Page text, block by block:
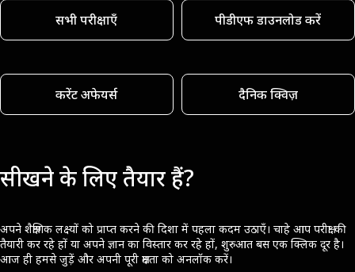
सभी परीक्षाएँ पीडीएफ डाउनलोड करें
करेंट अफेयर्स दैनिक क्विज़
सीखने के लिए तैयार हैं?
अपने शैक्षणिक लक्ष्यों को प्राप्त करने की दिशा में पहला कदम उठाएँ। चाहे आप परीक्षा की
तैयारी कर रहे हों या अपने ज्ञान का विस्तार कर रहे हों, शुरुआत बस एक क्लिक दूर है।
आज ही हमसे जुड़ें और अपनी पूरी क्षमता को अनलॉक करें।